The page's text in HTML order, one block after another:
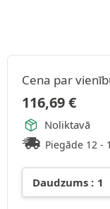
Cena par
116,69€
Noliktavā
Piegāde 12 -